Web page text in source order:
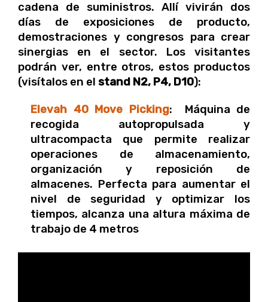
cadena de suministros. Allí vivirán dos
días de exposiciones de producto,
demostraciones y congresos para crear
sinergias en el sector. Los visitantes
podrán ver, entre otros, estos productos
(visítalos en el stand N2, P4, D10):
Elevah 40 Move Picking: Máquina de
recogida autopropulsada y
ultracompacta que permite realizar
operaciones de almacenamiento,
organización y reposición de
almacenes. Perfecta para aumentar el
nivel de seguridad y optimizar los
tiempos, alcanza una altura máxima de
trabajo de 4 metros